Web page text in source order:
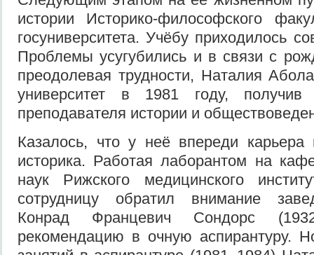
истории Историко-философского
госуниверситета. Учёбу приходилось
Проблемы усугубились и в связи с
преодолевая трудности, Наталия
университет в 1981 году, получив
преподавателя истории и
Казалось, что у неё впереди карьера
историка. Работая лаборантом на
наук Рижского медицинского
сотрудницу обратил внимание
Конрад Францевич Сондорс
рекомендацию в очную аспирантуру.